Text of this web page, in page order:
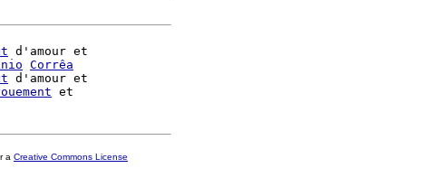
d'amour et
Corrêa
d'amour et
a Creative Commons License